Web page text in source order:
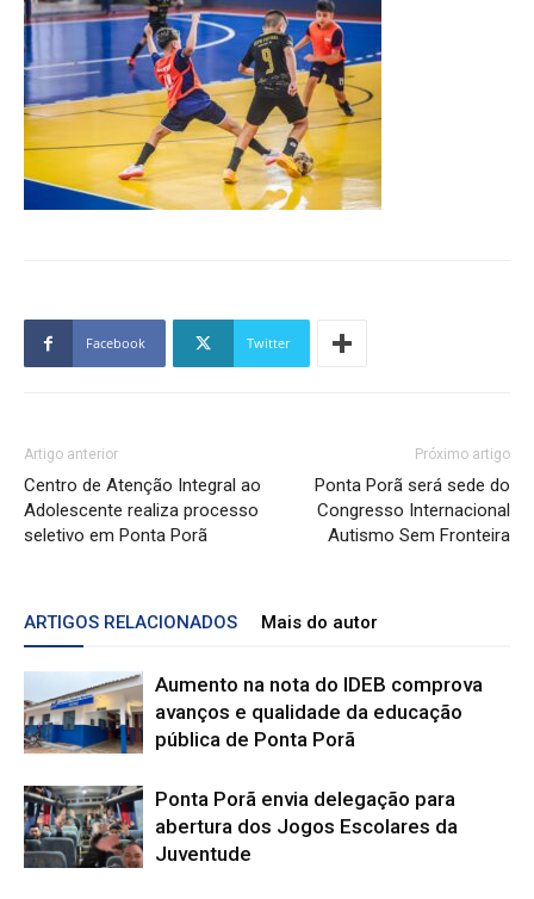
Facebook Twitter
Artigo anterior
Centro de Atenção Integral ao
Adolescente realiza processo
seletivo em Ponta Porã
Próximo artigo
Ponta Porã será sede do
Congresso Internacional
Autismo Sem Fronteira
ARTIGOS RELACIONADOS Mais do autor
Aumento na nota do IDEB comprova
avanços e qualidade da educação
pública de Ponta Porã
Ponta Porã envia delegação para
abertura dos Jogos Escolares da
Juventude